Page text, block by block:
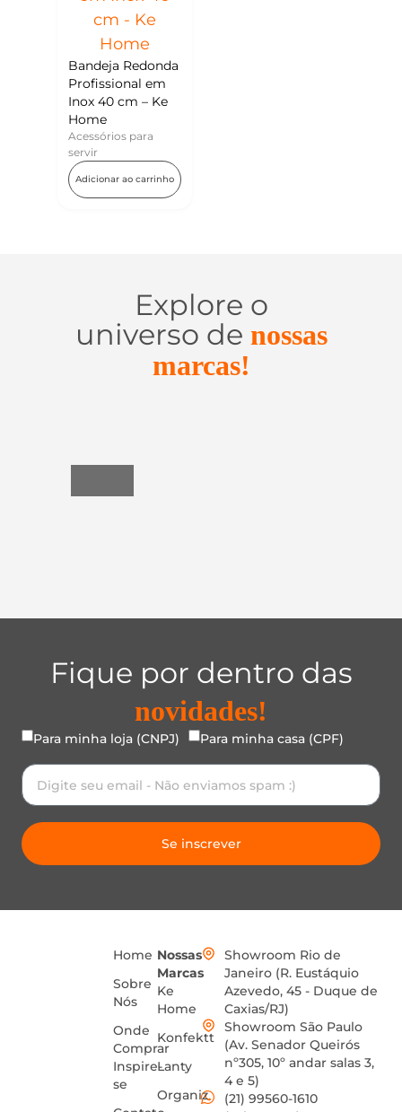
Bandeja Redonda
Profissional em
Inox 40 cm – Ke
Home
Acessórios para
servir
Adicionar ao carrinho
Explore o
universo de nossas
marcas!
Fique por dentro das
novidades!
Para minha loja (CNPJ) Para minha casa (CPF)
Se inscrever
Home
Sobre
Nós
Onde
Comprar
Inspire-
se
Nossas
Marcas
Ke
Home
Konfektt
Lanty
Organiz
Showroom Rio de
Janeiro (R. Eustáquio
Azevedo, 45 - Duque de
Caxias/RJ)
Showroom São Paulo
(Av. Senador Queirós
nº305, 10º andar salas 3,
4 e 5)
(21) 99560-1610